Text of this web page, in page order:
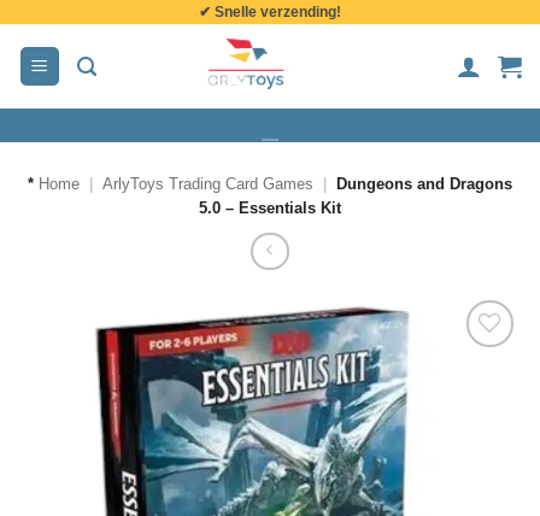
inhoud
✔ Snelle verzending!
* Home ArlyToys Trading Card Games
Dungeons and Dragons
5.0 – Essentials Kit